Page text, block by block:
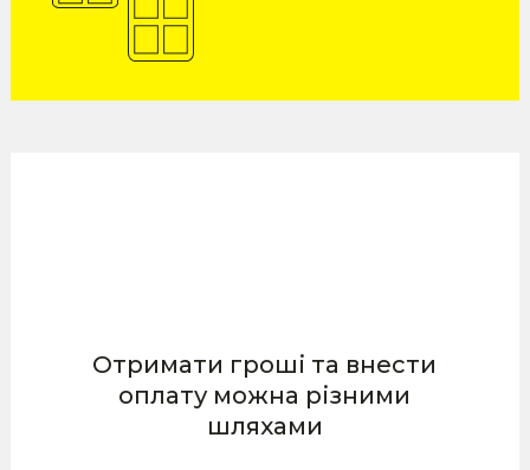
Отримати гроші та внести
оплату можна різними
шляхами